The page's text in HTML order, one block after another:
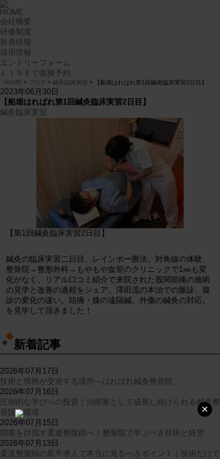
HOME
会社概要
研修制度
新着情報
採用情報
エントリーフォーム
ＬＩＮＥで面接予約
HOME > ブログ> 鍼灸臨床実習 > 【船堀はればれ第1回鍼灸臨床実習2日目】
2023年06月30日
【船堀はればれ第1回鍼灸臨床実習2日目】
鍼灸臨床実習
【第1回鍼灸臨床実習2日目】
鍼灸の臨床実習二日目、レインボー療法、対角線の体験、
整骨院→整形外科→もやもや血管のクリニックで1㎜も変
化がなく、リアル口コミ紹介で来院された股関節痛の施術
の見学と改善の過程をシェア。澤田流の本治での脈診、腹
診の変化の違い。頭痛・膝の遠隔鍼。外傷の鍼灸の対応。
を見学して頂きました！
新着記事
2026年07月17日
技術と情熱が交差する場所—はればれ鍼灸整骨院
2026年07月16日
圧倒的な学びへの投資｜治療家として成長し続けられる鍼灸整
骨院の環境
2026年07月15日
開業を目指す柔道整復師へ｜整骨院で学ぶべき技術と経営
2026年07月13日
柔道整復師の新卒求人で本当に見るべきポイント｜技術だけで
×